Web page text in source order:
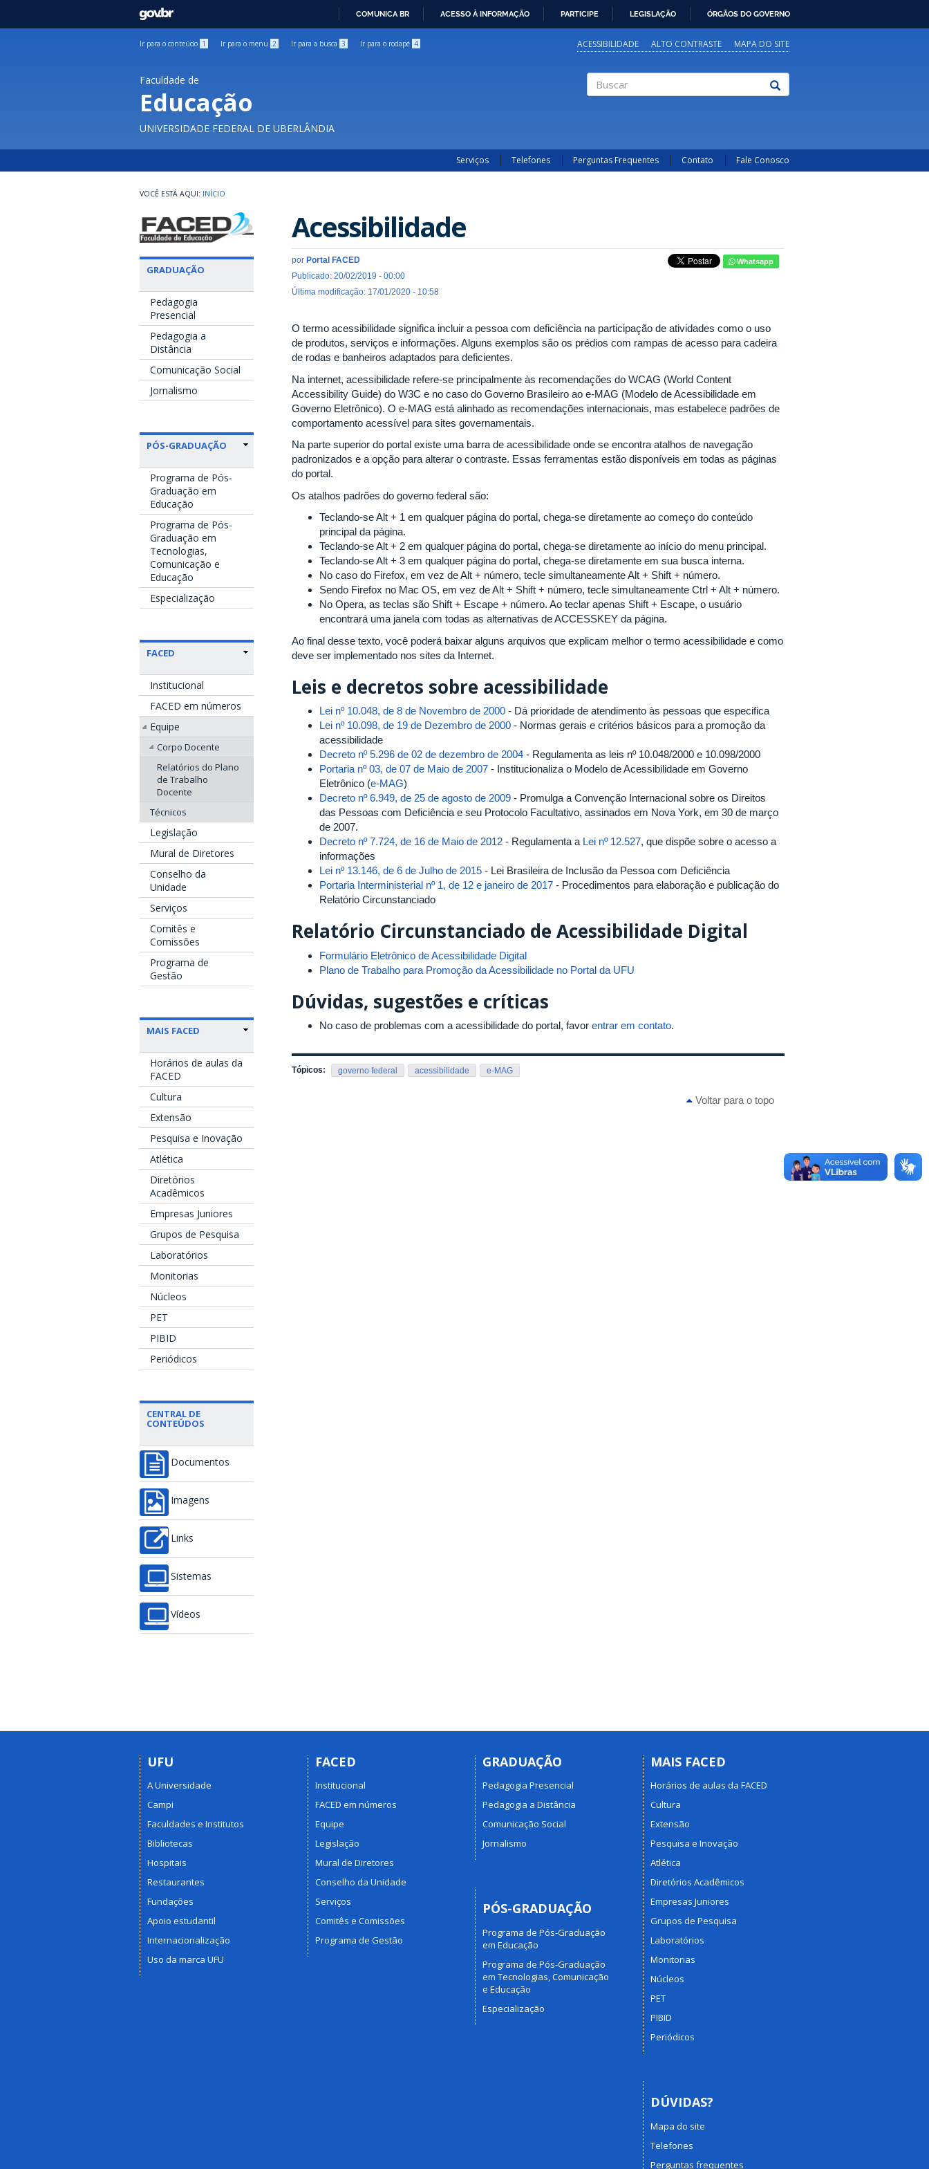
GOVBR
COMUNICA BR ACESSO À INFORMAÇÃO PARTICIPE LEGISLAÇÃO ÓRGÃOS DO GOVERNO
Ir para o conteúdo 1 Ir para o menu 2 Ir para a busca 3 Ir para o rodapé 4 ACESSIBILIDADE ALTO CONTRASTE MAPA DO SITE
Faculdade de
Educação
UNIVERSIDADE FEDERAL DE UBERLÂNDIA
Serviços Telefones Perguntas Frequentes Contato Fale Conosco
INÍCIO
GRADUAÇÃO
Pedagogia
Presencial
Pedagogia a
Distância
Comunicação Social
Jornalismo
PÓS-GRADUAÇÃO
Programa de Pós-
Graduação em
Educação
Programa de Pós-
Graduação em
Tecnologias,
Comunicação e
Educação
Especialização
FACED
Institucional
FACED em números
Equipe
Corpo Docente
Relatórios do Plano
de Trabalho
Docente
Técnicos
Legislação
Mural de Diretores
Conselho da
Unidade
Serviços
Comitês e
Comissões
Programa de
Gestão
MAIS FACED
Horários de aulas da
FACED
Cultura
Extensão
Pesquisa e Inovação
Atlética
Diretórios
Acadêmicos
Empresas Juniores
Grupos de Pesquisa
Laboratórios
Monitorias
Núcleos
PET
PIBID
Periódicos
CENTRAL DE
CONTEÚDOS
Documentos
Imagens
Links
Sistemas
Vídeos
Acessibilidade
por Portal FACED
Publicado: 20/02/2019 - 00:00
Última modificação: 17/01/2020 - 10:58
Whatsapp
O termo acessibilidade significa incluir a pessoa com deficiência na participação de atividades como o uso
de produtos, serviços e informações. Alguns exemplos são os prédios com rampas de acesso para cadeira
de rodas e banheiros adaptados para deficientes.
Na internet, acessibilidade refere-se principalmente às recomendações do WCAG (World Content
Accessibility Guide) do W3C e no caso do Governo Brasileiro ao e-MAG (Modelo de Acessibilidade em
Governo Eletrônico). O e-MAG está alinhado as recomendações internacionais, mas estabelece padrões de
comportamento acessível para sites governamentais.
Na parte superior do portal existe uma barra de acessibilidade onde se encontra atalhos de navegação
padronizados e a opção para alterar o contraste. Essas ferramentas estão disponíveis em todas as páginas
do portal.
Os atalhos padrões do governo federal são:
Teclando-se Alt + 1 em qualquer página do portal, chega-se diretamente ao começo do conteúdo
principal da página.
Teclando-se Alt + 2 em qualquer página do portal, chega-se diretamente ao início do menu principal.
Teclando-se Alt + 3 em qualquer página do portal, chega-se diretamente em sua busca interna.
No caso do Firefox, em vez de Alt + número, tecle simultaneamente Alt + Shift + número.
Sendo Firefox no Mac OS, em vez de Alt + Shift + número, tecle simultaneamente Ctrl + Alt + número.
No Opera, as teclas são Shift + Escape + número. Ao teclar apenas Shift + Escape, o usuário
encontrará uma janela com todas as alternativas de ACCESSKEY da página.
Ao final desse texto, você poderá baixar alguns arquivos que explicam melhor o termo acessibilidade e como
deve ser implementado nos sites da Internet.
Leis e decretos sobre acessibilidade
Lei nº 10.048, de 8 de Novembro de 2000 - Dá prioridade de atendimento às pessoas que especifica
Lei nº 10.098, de 19 de Dezembro de 2000 - Normas gerais e critérios básicos para a promoção da
acessibilidade
Decreto nº 5.296 de 02 de dezembro de 2004 - Regulamenta as leis nº 10.048/2000 e 10.098/2000
Portaria nº 03, de 07 de Maio de 2007 - Institucionaliza o Modelo de Acessibilidade em Governo
Eletrônico (e-MAG)
Decreto nº 6.949, de 25 de agosto de 2009 - Promulga a Convenção Internacional sobre os Direitos
das Pessoas com Deficiência e seu Protocolo Facultativo, assinados em Nova York, em 30 de março
de 2007.
Decreto nº 7.724, de 16 de Maio de 2012 - Regulamenta a Lei nº 12.527, que dispõe sobre o acesso a
informações
Lei nº 13.146, de 6 de Julho de 2015 - Lei Brasileira de Inclusão da Pessoa com Deficiência
Portaria Interministerial nº 1, de 12 e janeiro de 2017 - Procedimentos para elaboração e publicação do
Relatório Circunstanciado
Relatório Circunstanciado de Acessibilidade Digital
Formulário Eletrônico de Acessibilidade Digital
Plano de Trabalho para Promoção da Acessibilidade no Portal da UFU
Dúvidas, sugestões e críticas
No caso de problemas com a acessibilidade do portal, favor entrar em contato.
Tópicos: governo federal acessibilidade e-MAG
Voltar para o topo
UFU
A Universidade
Campi
Faculdades e Institutos
Bibliotecas
Hospitais
Restaurantes
Fundações
Apoio estudantil
Internacionalização
Uso da marca UFU
FACED
Institucional
FACED em números
Equipe
Legislação
Mural de Diretores
Conselho da Unidade
Serviços
Comitês e Comissões
Programa de Gestão
GRADUAÇÃO
Pedagogia Presencial
Pedagogia a Distância
Comunicação Social
Jornalismo
PÓS-GRADUAÇÃO
Programa de Pós-Graduação
em Educação
Programa de Pós-Graduação
em Tecnologias, Comunicação
e Educação
Especialização
MAIS FACED
Horários de aulas da FACED
Cultura
Extensão
Pesquisa e Inovação
Atlética
Diretórios Acadêmicos
Empresas Juniores
Grupos de Pesquisa
Laboratórios
Monitorias
Núcleos
PET
PIBID
Periódicos
DÚVIDAS?
Mapa do site
Telefones
Perguntas frequentes